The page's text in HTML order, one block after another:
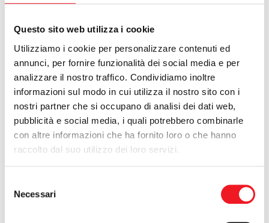
Questo sito web utilizza i cookie
Utilizziamo i cookie per personalizzare contenuti ed
annunci, per fornire funzionalità dei social media e per
analizzare il nostro traffico. Condividiamo inoltre
informazioni sul modo in cui utilizza il nostro sito con i
nostri partner che si occupano di analisi dei dati web,
pubblicità e social media, i quali potrebbero combinarle
con altre informazioni che ha fornito loro o che hanno
raccolto dal suo utilizzo dei loro servizi.
delNecessari